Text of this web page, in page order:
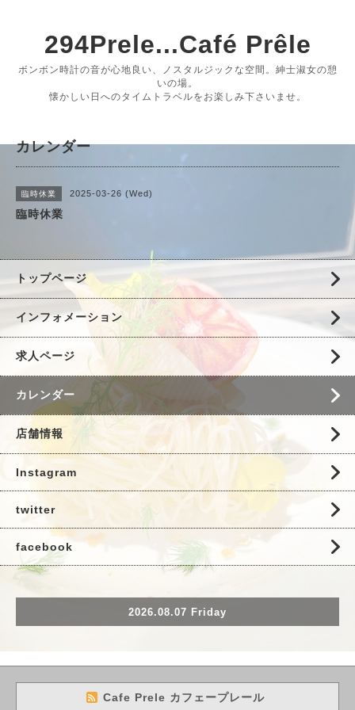
294Prele...Café Prêle
ボンボン時計の音が心地良い、ノスタルジックな空間。紳士淑女の憩
いの場。
懐かしい日へのタイムトラベルをお楽しみ下さいませ。
カレンダー
臨時休業 2025-03-26 (Wed)
臨時休業
トップページ
インフォメーション
求人ページ
カレンダー
店舗情報
Instagram
twitter
facebook
2026.08.07 Friday
Cafe Prele カフェープレール